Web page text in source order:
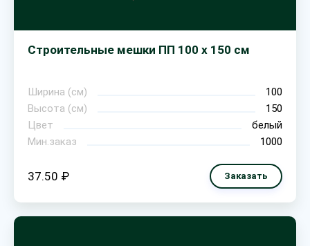
Строительные мешки ПП 100 х 150 см
Ширина (см)
100
Высота (см)
150
Цвет
белый
Мин.заказ
1000
37.50 ₽ Заказать